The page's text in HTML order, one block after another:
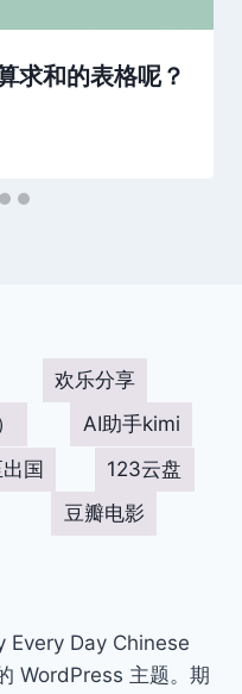
求和的表格呢？
欢乐分享
AI助手kimi
国
123云盘
豆瓣电影
Day Chinese
WordPress 主题。期